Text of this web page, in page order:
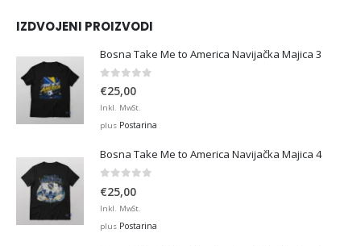
IZDVOJENI PROIZVODI
Bosna Take Me to America Navijačka Majica 3
0 out of 5
€25,00
Inkl. MwSt.
plus Postarina
Bosna Take Me to America Navijačka Majica 4
€25,00
Inkl. MwSt.
plus Postarina